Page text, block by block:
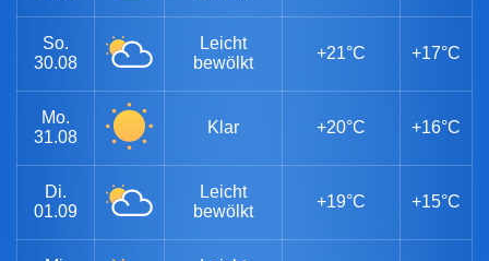
So.
30.08
Leicht
bewölkt
+21°C +17°C
Mo.
31.08
Klar +20°C +16°C
Di.
01.09
Leicht
bewölkt
+19°C +15°C